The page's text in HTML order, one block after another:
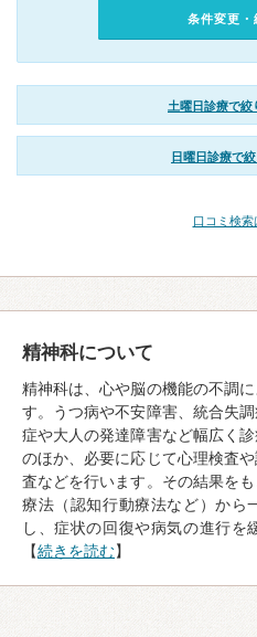
条件変更・
土曜日診療で絞
日曜日診療で
口コミ検索
精神科について
精神科は、心や脳の機能の不調
す。うつ病や不安障害、統合失
症や大人の発達障害など幅広く
のほか、必要に応じて心理検査
査などを行います。その結果を
療法（認知行動療法など）から
し、症状の回復や病気の進行を
【続きを読む】